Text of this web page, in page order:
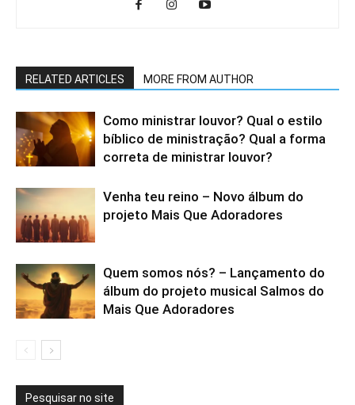
RELATED ARTICLES MORE FROM AUTHOR
Como ministrar louvor? Qual o estilo
bíblico de ministração? Qual a forma
correta de ministrar louvor?
Venha teu reino – Novo álbum do
projeto Mais Que Adoradores
Quem somos nós? – Lançamento do
álbum do projeto musical Salmos do
Mais Que Adoradores
Pesquisar no site